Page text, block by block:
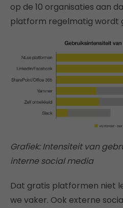
op de 10 organisaties aan
platform regelmatig wordt
Grafiek: Intensiteit van
interne social media
Dat gratis platformen niet
we vaker. Ook externe